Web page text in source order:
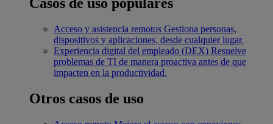
Casos de uso populares
Acceso y asistencia remotos Gestiona personas,
dispositivos y aplicaciones, desde cualquier lugar.
Experiencia digital del empleado (DEX) Resuelve
problemas de TI de manera proactiva antes de que
impacten en la productividad.
Otros casos de uso